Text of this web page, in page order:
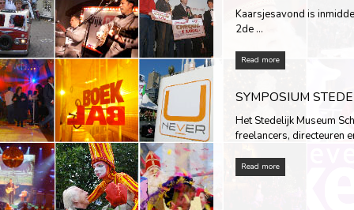
Kaarsjesavond is
2de …
Read more
SYMPOSIUM
Het Stedelijk Museum
freelancers, directeuren
Read more